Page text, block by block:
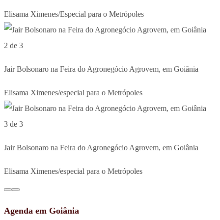
Elisama Ximenes/Especial para o Metrópoles
2 de 3
Jair Bolsonaro na Feira do Agronegócio Agrovem, em Goiânia
Elisama Ximenes/especial para o Metrópoles
3 de 3
Jair Bolsonaro na Feira do Agronegócio Agrovem, em Goiânia
Elisama Ximenes/especial para o Metrópoles
Agenda em Goiânia